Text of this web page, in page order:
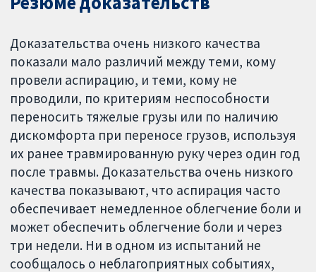
Доказательства очень низкого качества
показали мало различий между теми, кому
провели аспирацию, и теми, кому не
проводили, по критериям неспособности
переносить тяжелые грузы или по наличию
дискомфорта при переносе грузов, используя
их ранее травмированную руку через один год
после травмы. Доказательства очень низкого
качества показывают, что аспирация часто
обеспечивает немедленное облегчение боли и
может обеспечить облегчение боли и через
три недели. Ни в одном из испытаний не
сообщалось о неблагоприятных событиях,